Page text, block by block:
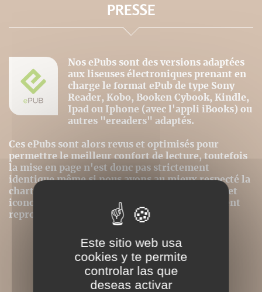
PRESSE
Nos ePubs sont des versions adaptées
aux liseuses électroniques prenant en
charge le format ePub de type Sony
Reader, Kobo, Booken Cybook, Kindle,
Ipad ou Iphone (avec l'appli iBooks) ou
autres "ereaders" adaptés.
Ces ePubs sont alors revus et optimisés pour
permettre le meilleur confort de lecture, toutefois
la mise en page n'est donc pas strictement
identique même si nous avons au mieux respecté la
charte graphique initiale. Les contenus textes et
iconographiques sont, par contre, intégralement
reproduits dans ce format.
Este sitio web usa
cookies y te permite
controlar las que
deseas activar